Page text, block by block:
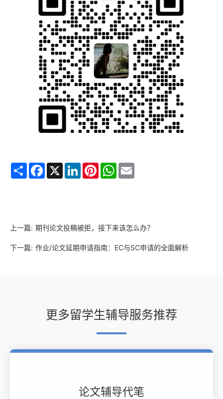
Share Facebook
X LinkedInPinterestWhatsApp
上一篇: 期刊论文投稿被拒，接下来该怎么办？
下一篇: 作业/论文延期申请指南：EC与SC申请的全面解析
更多留学生辅导服务推荐
论文辅导代笔